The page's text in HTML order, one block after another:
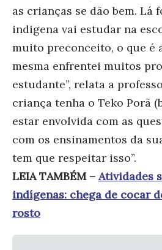
as crianças se dão bem. Lá
indigena vai estudar na
muito preconceito, o que é
mesma enfrentei muitos
estudante”, relata a p
criança tenha o Teko Porã
estar envolvida com as
com os ensinamentos da
tem que respeitar isso”.
LEIA TAMBÉM – Atividades
indígenas: chega de cocar
rosto